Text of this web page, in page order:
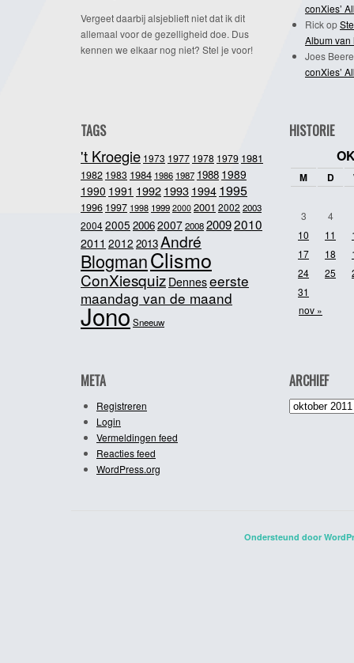
Vergeet daarbij alsjeblieft niet dat ik dit
allemaal voor de gezelligheid doe. Dus
kennen we elkaar nog niet? Stel je voor!
conXies’
Rickop
Album van
Joes
conXies’
TAGS
't Kroegie 1973 1977 1978 1979 1981
1982 1983 1984 1986 1987 1988 1989
1990 1991 19921993 1994 1995
1996 1997 1998 1999 2000 2001 2002 2003
20042005 20062007200820092010
2011 2012 2013André
BlogmanClismo
ConXiesquiz Denneseerste
maandag van de maand
JonoSneeuw
HISTORIE
M D
3
4
10
11
17
18
24
25
31
nov »
META
Registreren
Login
Vermeldingen feed
Reacties feed
WordPress.org
ARCHIEF
Archief
Ondersteund door